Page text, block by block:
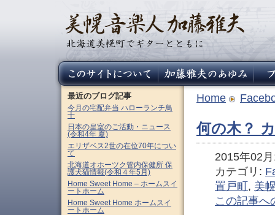
Home
何の木？
2015年02
カテゴリ:
置戸町 , 美
この記事へ
最近のブログ記事
今月の宅配弁当 ハローランチ鳥
十
日本の皇室のご活動・ニュース
(令和4年 夏)
エリザベス2世の在位70年につい
て
北海道オホーツク管内保健所 保
護犬猫情報(令和４年5月)
Home Sweet Home – ホームスイ
ートホーム
Home Sweet Home ホームスイ
ートホーム